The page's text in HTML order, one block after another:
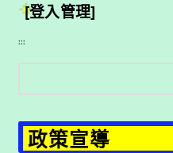
[登入管理]
:::
搜
尋
政策宣導